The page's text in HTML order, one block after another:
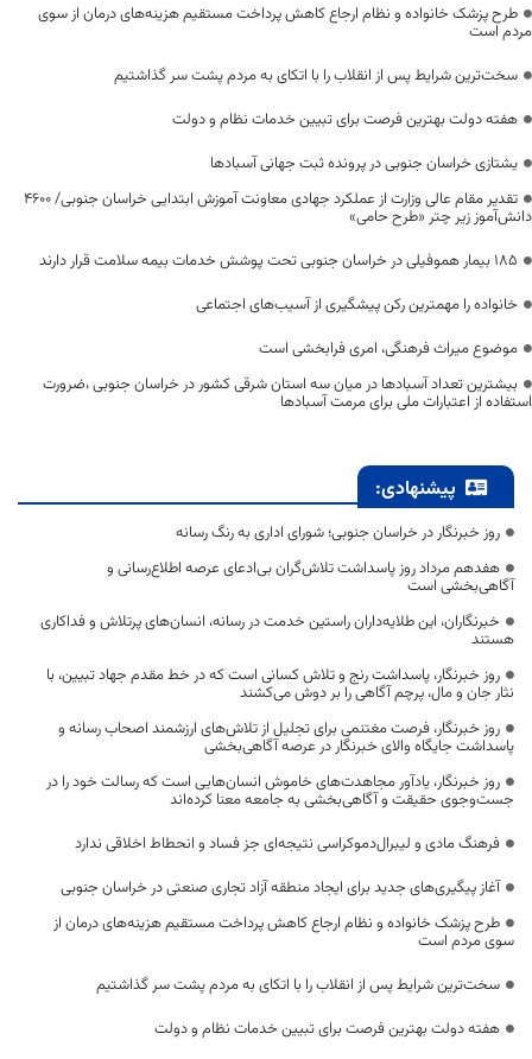
طرح پزشک خانواده و نظام ارجاع کاهش پرداخت مستقیم هزینه‌های درمان از سوی
مردم است
سخت‌ترین شرایط پس از انقلاب را با اتکای به مردم پشت سر گذاشتیم
هفته دولت بهترین فرصت برای تبیین خدمات نظام و دولت
یشتازی خراسان جنوبی در پرونده ثبت جهانی آسبادها
تقدیر مقام عالی وزارت از عملکرد جهادی معاونت آموزش ابتدایی خراسان جنوبی/ ۴۶۰۰
دانش‌آموز زیر چتر «طرح حامی»
۱۸۵ بیمار هموفیلی در خراسان جنوبی تحت پوشش خدمات بیمه سلامت قرار دارند
خانواده را مهمترین رکن پیشگیری از آسیب‌های اجتماعی
موضوع میراث فرهنگی، امری فرابخشی است
بیشترین تعداد آسبادها در میان سه استان شرقی کشور در خراسان جنوبی ،ضرورت
استفاده از اعتبارات ملی برای مرمت آسبادها
پیشنهادی:
روز خبرنگار در خراسان جنوبی؛ شورای اداری به رنگ رسانه
هفدهم مرداد روز پاسداشت تلاش‌گران بی‌ادعای عرصه اطلاع‌رسانی و
آگاهی‌بخشی است
خبرنگاران، این طلایه‌داران راستین خدمت در رسانه، انسان‌های پرتلاش و فداکاری
هستند
روز خبرنگار، پاسداشت رنج و تلاش کسانی است که در خط مقدم جهاد تبیین، با
نثار جان و مال، پرچم آگاهی را بر دوش می‌کشند
روز خبرنگار، فرصت مغتنمی برای تجلیل از تلاش‌های ارزشمند اصحاب رسانه و
پاسداشت جایگاه والای خبرنگار در عرصه آگاهی‌بخشی
روز خبرنگار، یادآور مجاهدت‌های خاموش انسان‌هایی است که رسالت خود را در
جست‌وجوی حقیقت و آگاهی‌بخشی به جامعه معنا کرده‌اند
فرهنگ مادی و لیبرال‌دموکراسی نتیجه‌ای جز فساد و انحطاط اخلاقی ندارد
آغاز پیگیری‌های جدید برای ایجاد منطقه آزاد تجاری صنعتی در خراسان جنوبی
طرح پزشک خانواده و نظام ارجاع کاهش پرداخت مستقیم هزینه‌های درمان از
سوی مردم است
سخت‌ترین شرایط پس از انقلاب را با اتکای به مردم پشت سر گذاشتیم
هفته دولت بهترین فرصت برای تبیین خدمات نظام و دولت